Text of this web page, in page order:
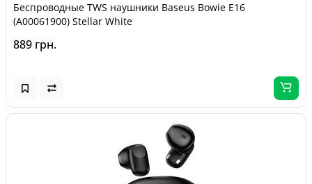
Беспроводные TWS наушники Baseus Bowie E16
(A00061900) Stellar White
889 грн.